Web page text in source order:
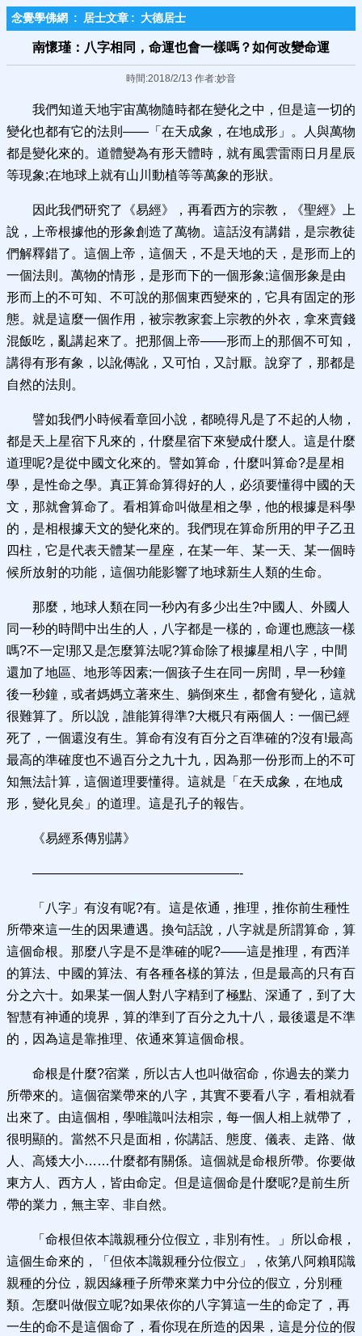
念覺學佛網 : 居士文章 : 大德居士
南懷瑾：八字相同，命運也會一樣嗎？如何改變命運
時間:2018/2/13 作者:妙音
我們知道天地宇宙萬物隨時都在變化之中，但是這一切的
變化也都有它的法則——「在天成象，在地成形」。人與萬物
都是變化來的。道體變為有形天體時，就有風雲雷雨日月星辰
等現象;在地球上就有山川動植等等萬象的形狀。
因此我們研究了《易經》，再看西方的宗教，《聖經》上
說，上帝根據他的形象創造了萬物。這話沒有講錯，是宗教徒
們解釋錯了。這個上帝，這個天，不是天地的天，是形而上的
一個法則。萬物的情形，是形而下的一個形象;這個形象是由
形而上的不可知、不可說的那個東西變來的，它具有固定的形
態。就是這麼一個作用，被宗教家套上宗教的外衣，拿來賣錢
混飯吃，亂講起來了。把那個上帝——形而上的那個不可知，
講得有形有象，以訛傳訛，又可怕，又討厭。說穿了，那都是
自然的法則。
譬如我們小時候看章回小說，都曉得凡是了不起的人物，
都是天上星宿下凡來的，什麼星宿下來變成什麼人。這是什麼
道理呢?是從中國文化來的。譬如算命，什麼叫算命?是星相
學，是性命之學。真正算命算得好的人，必須要懂得中國的天
文，那就會算命了。看相算命叫做星相之學，他的根據是科學
的，是相根據天文的變化來的。我們現在算命所用的甲子乙丑
四柱，它是代表天體某一星座，在某一年、某一天、某一個時
候所放射的功能，這個功能影響了地球新生人類的生命。
那麼，地球人類在同一秒內有多少出生?中國人、外國人
同一秒的時間中出生的人，八字都是一樣的，命運也應該一樣
嗎?不一定!那又是怎麼算法呢?算命除了根據星相八字，中間
還加了地區、地形等因素;一個孩子生在同一房間，早一秒鐘
後一秒鐘，或者媽媽立著來生、躺倒來生，都會有變化，這就
很難算了。所以說，誰能算得準?大概只有兩個人：一個已經
死了，一個還沒有生。算命有沒有百分之百準確的?沒有!最高
最高的準確度也不過百分之九十九，因為那一份形而上的不可
知無法計算，這個道理要懂得。這就是「在天成象，在地成
形，變化見矣」的道理。這是孔子的報告。
《易經系傳別講》
————————————————-
「八字」有沒有呢?有。這是依通，推理，推你前生種性
所帶來這一生的因果遭遇。換句話說，八字就是所謂算命，算
這個命根。那麼八字是不是準確的呢?——這是推理，有西洋
的算法、中國的算法、有各種各樣的算法，但是最高的只有百
分之六十。如果某一個人對八字精到了極點、深通了，到了大
智慧有神通的境界，算的準到了百分之九十八，最後還是不準
的，因為這是靠推理、依通來算這個命根。
命根是什麼?宿業，所以古人也叫做宿命，你過去的業力
所帶來的。這個宿業帶來的八字，其實不要看八字，看相就看
出來了。由這個相，學唯識叫法相宗，每一個人相上就帶了，
很明顯的。當然不只是面相，你講話、態度、儀表、走路、做
人、高矮大小……什麼都有關係。這個就是命根所帶。你要做
東方人、西方人，皆由命定。但是這個命是什麼呢?是前生所
帶的業力，無主宰、非自然。
「命根但依本識親種分位假立，非別有性。」所以命根，
這個生命來的，「但依本識親種分位假立」，依第八阿賴耶識
親種的分位，親因緣種子所帶來業力中分位的假立，分別種
類。怎麼叫做假立呢?如果依你的八字算這一生的命定了，再
一生的命不是這個命了，看你現在所造的因果，這是分位的假